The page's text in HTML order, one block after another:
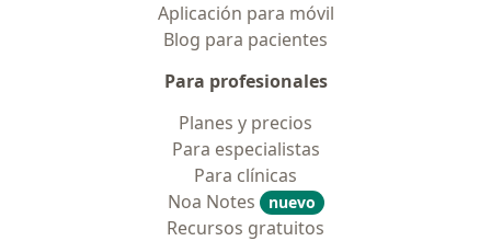
Aplicación para móvil
Blog para pacientes
Para profesionales
Planes y precios
Para especialistas
Para clínicas
Noa Notes
nuevo
Recursos gratuitos